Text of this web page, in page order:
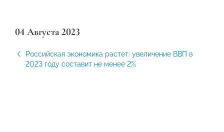
04 Августа 2023
Российская экономика растет: увеличение ВВП в
2023 году составит не менее 2%